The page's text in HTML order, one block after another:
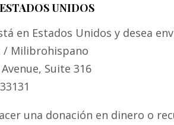
UNIDOS
en Estados Unidos y desea
/ Milibrohispano
Avenue, Suite 316
una donación en dinero o